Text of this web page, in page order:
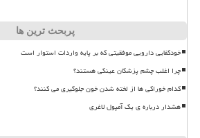
پربحث ترین ها
خودکفایی دارویی موفقیتی که بر پایه واردات استوار است
چرا اغلب چشم پزشکان عینکی هستند؟
کدام خوراکی ها از لخته شدن خون جلوگیری می کنند؟
هشدار درباره ی یک آمپول لاغری